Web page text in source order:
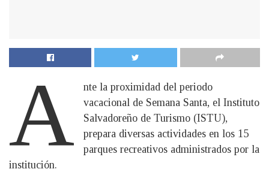
A
nte la proximidad del periodo
vacacional de Semana Santa, el Instituto
Salvadoreño de Turismo (ISTU),
prepara diversas actividades en los 15
parques recreativos administrados por la
institución.